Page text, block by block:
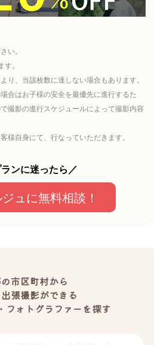
い。
。
り、当該枚数に達しない場合もあります。
合はお子様の安全を最優先に進行するた
撮影の進行スケジュールによって撮影内容
様自身にて、行なっていただきます。
ンに迷ったら／
ュに無料相談！
市区町村から
張撮影ができる
フォトグラファーを探す